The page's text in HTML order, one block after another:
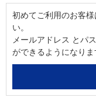
初めてご利用のお客
い。
メールアドレス とパ
ができるようになりま